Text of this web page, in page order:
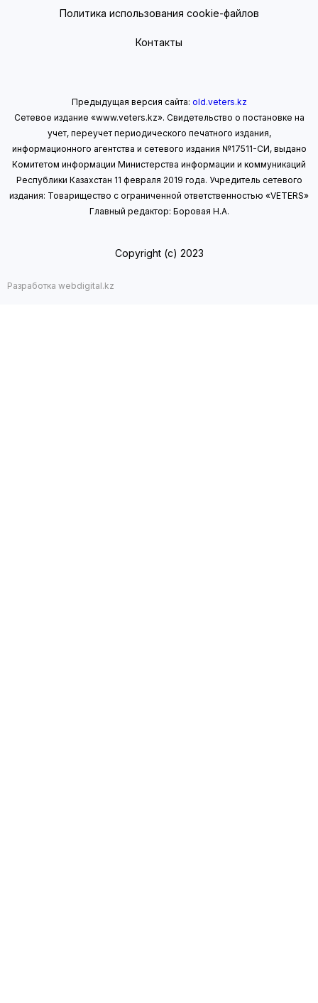
Политика использования cookie-файлов
Контакты
Предыдущая версия сайта: old.veters.kz
Сетевое издание «www.veters.kz». Свидетельство о постановке на
учет, переучет периодического печатного издания,
информационного агентства и сетевого издания №17511-СИ, выдано
Комитетом информации Министерства информации и коммуникаций
Республики Казахстан 11 февраля 2019 года. Учредитель сетевого
издания: Товарищество с ограниченной ответственностью «VETERS»
Главный редактор: Боровая Н.А.
Copyright (с) 2023
Разработка webdigital.kz